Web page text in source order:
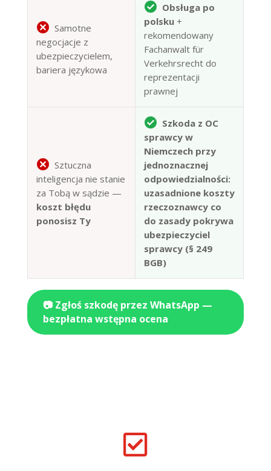
Samotne
negocjacje z
ubezpieczycielem,
bariera językowa
Obsługa po
polsku+
rekomendowany
Fachanwalt für
Verkehrsrecht do
reprezentacji
prawnej
Sztuczna
inteligencja nie stanie
za Tobą w sądzie —
koszt błędu
ponosisz Ty
Szkoda z OC
sprawcy w
Niemczech przy
jednoznacznej
odpowiedzialności:
uzasadnione koszty
rzeczoznawcy co
do zasady pokrywa
ubezpieczyciel
sprawcy (§ 249
BGB)
📷 Zgłoś szkodę przez WhatsApp —
bezpłatna wstępna ocena
